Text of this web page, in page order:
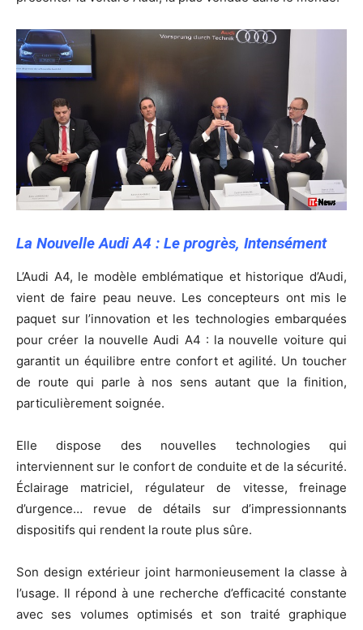
La Nouvelle Audi A4 : Le progrès, Intensément
L’Audi A4, le modèle emblématique et historique d’Audi,
vient de faire peau neuve. Les concepteurs ont mis le
paquet sur l’innovation et les technologies embarquées
pour créer la nouvelle Audi A4 : la nouvelle voiture qui
garantit un équilibre entre confort et agilité. Un toucher
de route qui parle à nos sens autant que la finition,
particulièrement soignée.
Elle dispose des nouvelles technologies qui
interviennent sur le confort de conduite et de la sécurité.
Éclairage matriciel, régulateur de vitesse, freinage
d’urgence… revue de détails sur d’impressionnants
dispositifs qui rendent la route plus sûre.
Son design extérieur joint harmonieusement la classe à
l’usage. Il répond à une recherche d’efficacité constante
avec ses volumes optimisés et son traité graphique